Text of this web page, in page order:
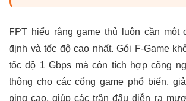
FPT hiểu rằng game thủ luôn cần một
định và tốc độ cao nhất. Gói F-Game
tốc độ 1 Gbps mà còn tích hợp công
thông cho các cổng game phổ biến,
ping cao, giúp các trận đấu diễn ra